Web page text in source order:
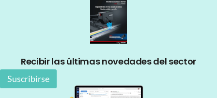
Recibir las últimas novedades del sector
Suscribirse